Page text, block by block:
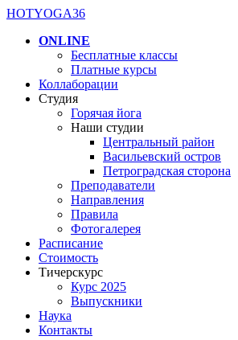
HOTYOGA36
ONLINE
Бесплатные классы
Платные курсы
Коллаборации
Студия
Горячая йога
Наши студии
Центральный район
Васильевский остров
Петроградская сторона
Преподаватели
Направления
Правила
Фотогалерея
Расписание
Стоимость
Тичерскурс
Курс 2025
Выпускники
Наука
Контакты